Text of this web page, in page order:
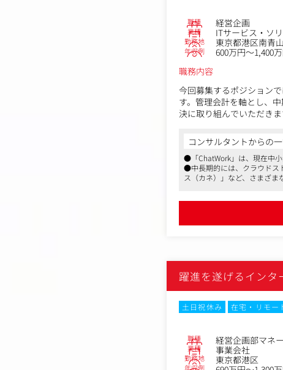
職種 経営企画
業種 ITサービス・ソ
勤務地 東京都港区南青
年収例
600万円～1,400
職務内容
今回募集するポジション
す。管理会計を軸とし、
決に取り組んでいただきま
・グループ全体の予算策
・月次の事業実績に関す
・月次業務の仕組み化・
・経営戦略・事業計画の
・取締役会、経営会議等
変更の範囲：部署異動等
コンサルタントからの
●「ChatWork」は、現在中
●中長期的には、クラウドス
ス（カネ）」など、さまざ
躍進を遂げるインタ
土日祝休み 在宅・リモー
職種 経営企画部マネ
業種 事業会社
勤務地 東京都港区
年収例